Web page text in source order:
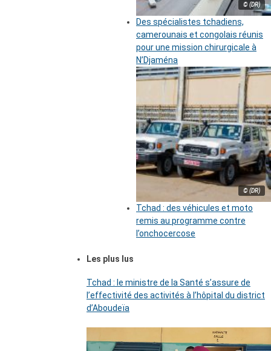
© (DR)
Des spécialistes tchadiens,
camerounais et congolais réunis
pour une mission chirurgicale à
N’Djaména
© (DR)
Tchad : des véhicules et moto
remis au programme contre
l’onchocercose
Les plus lus
Tchad : le ministre de la Santé s’assure de
l’effectivité des activités à l’hôpital du district
d’Aboudeïa